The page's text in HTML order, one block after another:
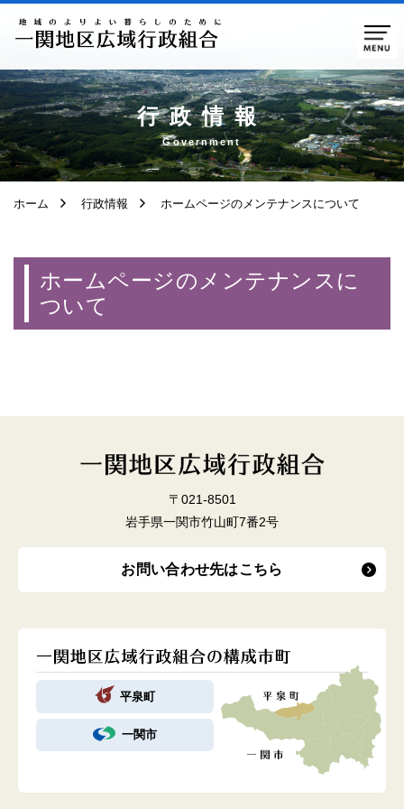
ページ本文へ移動
行政情報
Government
ホーム 行政情報 ホームページのメンテナンスについて
ホームページのメンテナンスに
ついて
〒021-8501
岩手県一関市竹山町7番2号
お問い合わせ先はこちら
平泉町
一関市